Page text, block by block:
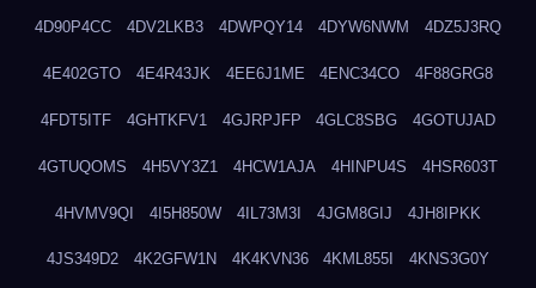
4D90P4CC 4DV2LKB3 4DWPQY14 4DYW6NWM 4DZ5J3RQ
4E402GTO 4E4R43JK 4EE6J1ME 4ENC34CO 4F88GRG8
4FDT5ITF 4GHTKFV1 4GJRPJFP 4GLC8SBG 4GOTUJAD
4GTUQOMS 4H5VY3Z1 4HCW1AJA 4HINPU4S 4HSR603T
4HVMV9QI 4I5H850W 4IL73M3I 4JGM8GIJ 4JH8IPKK
4JS349D2 4K2GFW1N 4K4KVN36 4KML855I 4KNS3G0Y